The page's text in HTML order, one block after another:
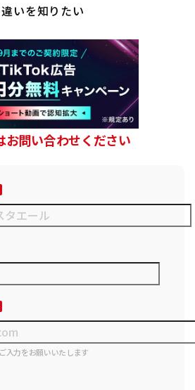
いを知りたい
問い合わせください
入力をお願いいたします